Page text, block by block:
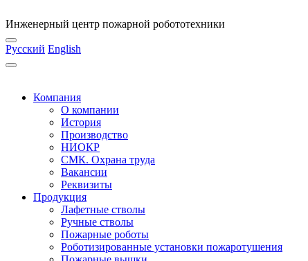
Инженерный центр пожарной робототехники
Русский English
Компания
О компании
История
Производство
НИОКР
СМК. Охрана труда
Вакансии
Реквизиты
Продукция
Лафетные стволы
Ручные стволы
Пожарные роботы
Роботизированные установки пожаротушения